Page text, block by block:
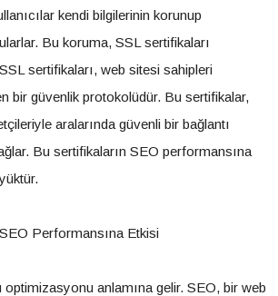
kendi bilgilerinin korunup
Bu koruma, SSL sertifikaları
sertifikaları, web sitesi sahipleri
bir güvenlik protokolüdür. Bu sertifikalar,
aralarında güvenli bir bağlantı
Bu sertifikaların SEO performansına
Performansına Etkisi
anlamına gelir. SEO, bir web